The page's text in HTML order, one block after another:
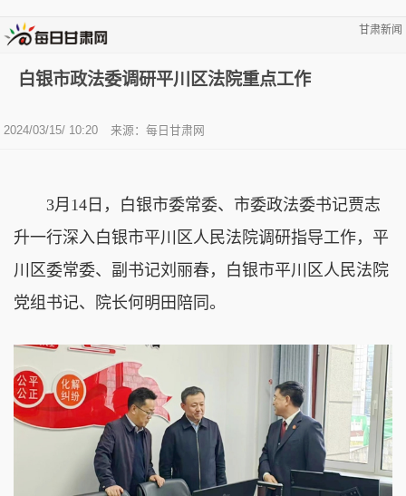
甘肃新闻
白银市政法委调研平川区法院重点工作
2024/03/15/ 10:20 来源： 每日甘肃网
3月14日，白银市委常委、市委政法委书记贾志
升一行深入白银市平川区人民法院调研指导工作，平
川区委常委、副书记刘丽春，白银市平川区人民法院
党组书记、院长何明田陪同。